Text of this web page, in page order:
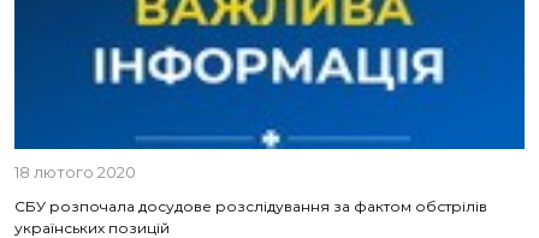
18 лютого 2020
СБУ розпочала досудове розслідування за фактом обстрілів
українських позицій